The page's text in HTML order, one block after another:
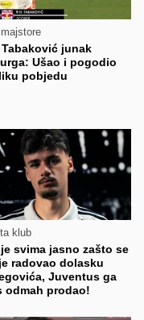
Tabaković junak
Ušao i pogodio
pobjedu
klub
svima jasno zašto se
radovao dolasku
Juventus ga
odmah prodao!